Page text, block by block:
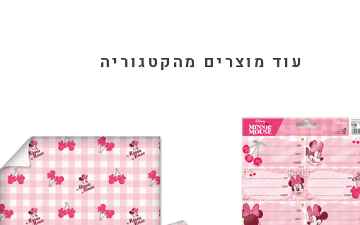
עוד מוצרים מהקטגוריה